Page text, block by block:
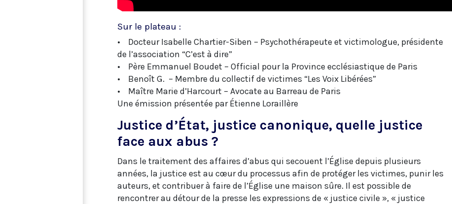
Sur le plateau :
• Docteur Isabelle Chartier-Siben – Psychothérapeute et victimologue, présidente
de l’association “C’est à dire”
• Père Emmanuel Boudet – Official pour la Province ecclésiastique de Paris
• Benoît G. – Membre du collectif de victimes “Les Voix Libérées”
• Maître Marie d’Harcourt – Avocate au Barreau de Paris
Une émission présentée par Étienne Loraillère
Justice d’État, justice canonique, quelle justice
face aux abus ?
Dans le traitement des affaires d’abus qui secouent l’Église depuis plusieurs
années, la justice est au cœur du processus afin de protéger les victimes, punir les
auteurs, et contribuer à faire de l’Église une maison sûre. Il est possible de
rencontrer au détour de la presse les expressions de « justice civile », « justice